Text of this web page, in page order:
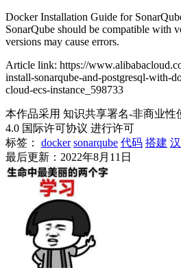
Docker Installation Guide for
SonarQube should be compatible with
versions may cause errors.
Article link: https://
install-sonarqube-and-postgresql-with-
cloud-ecs-instance_598733
本作品采用 知识共享署名-非商业性
4.0 国际许可协议 进行许可
标签：
docker sonarqube 代码 搭建
最后更新：2022年8月11日